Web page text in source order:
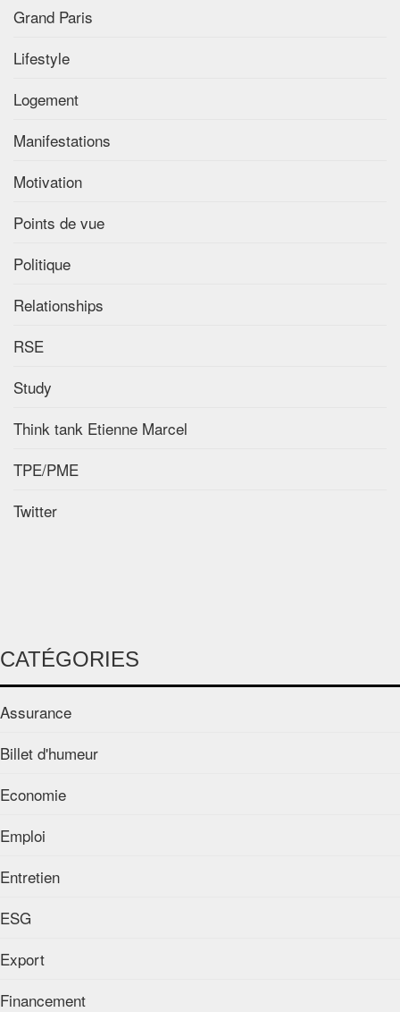
Grand Paris
Lifestyle
Logement
Manifestations
Motivation
Points de vue
Politique
Relationships
RSE
Study
Think tank Etienne Marcel
TPE/PME
Twitter
CATÉGORIES
Assurance
Billet d'humeur
Economie
Emploi
Entretien
ESG
Export
Financement